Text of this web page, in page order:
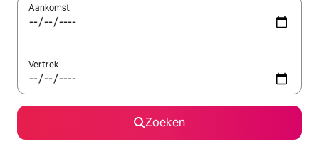
Aankomst
Vertrek
Zoeken